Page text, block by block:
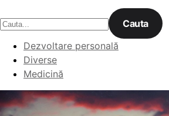
Cauta
Dezvoltare personală
Diverse
Medicină